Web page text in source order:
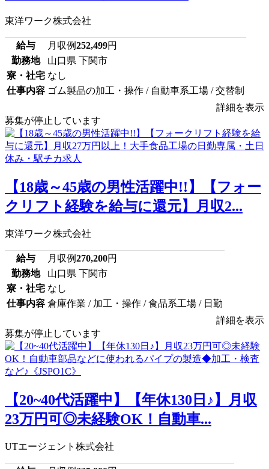
東洋ワーク株式会社
給与 月収例252,499円
勤務地
山口県 下関市
寮・社宅 なし
仕事内容 ゴム製品の加工・操作 / 自動車系工場 / 交替制
詳細を表示
募集が停止しています
【18歳～45歳の男性活躍中!!】【フォー
クリフト経験を給与に還元】月収2...
東洋ワーク株式会社
給与 月収例270,200円
勤務地
山口県 下関市
寮・社宅 なし
仕事内容 倉庫作業 / 加工・操作 / 食品系工場 / 日勤
詳細を表示
募集が停止しています
【20~40代活躍中】【年休130日♪】月収
23万円可◎未経験OK！自動車...
UTエージェント株式会社